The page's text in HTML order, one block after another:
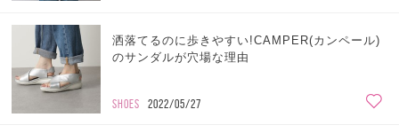
洒落てるのに歩きやすい!CAMPER(カンペール)
のサンダルが穴場な理由
SHOES 2022/05/27